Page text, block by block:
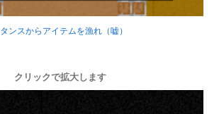
ンスからアイテムを漁れ（嘘）
クリックで拡大します